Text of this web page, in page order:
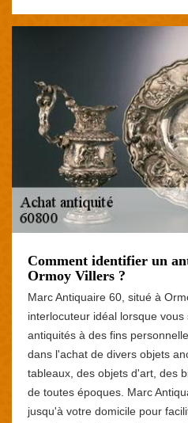
Comment identifier un
Ormoy Villers ?
Marc Antiquaire 60, situé à
interlocuteur idéal lorsque
antiquités à des fins
dans l'achat de divers objets
tableaux, des objets d'art, des
de toutes époques. Marc
jusqu'à votre domicile pour